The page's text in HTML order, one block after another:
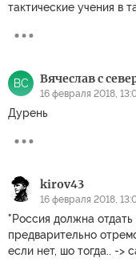
тактические учения в
ВС Вячеслав с
16 февраля 2018,
Дурень
kirov43
16 февраля 2018,
"Россия должна
предварительно
если нет, шо тогда.. ->